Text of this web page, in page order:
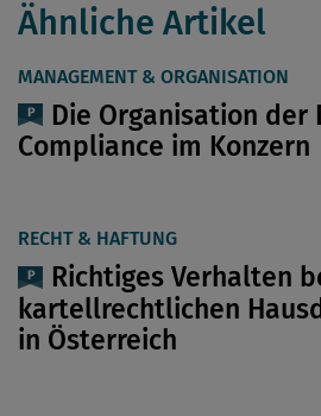
Ähnliche Artikel
MANAGEMENT & ORGANISATION
Die Organisation der
Compliance im Konzern
RECHT & HAFTUNG
Richtiges Verhalten
kartellrechtlichen
in Österreich